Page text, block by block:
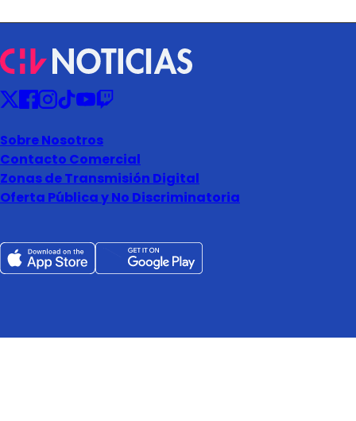
Sobre Nosotros
Contacto Comercial
Zonas de Transmisión Digital
Oferta Pública y No Discriminatoria